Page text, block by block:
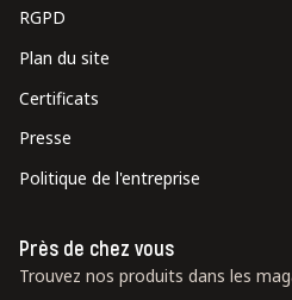
RGPD
Plan du site
Certificats
Presse
Politique de l'entreprise
Près de chez vous
Trouvez nos produits dans les